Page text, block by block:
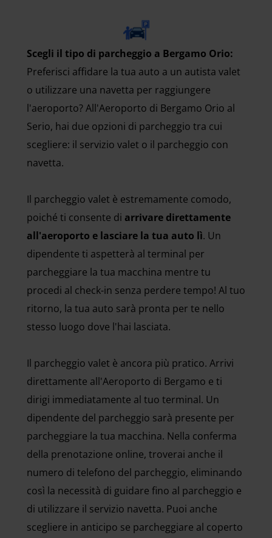
Scegli il tipo di parcheggio a Bergamo Orio:
Preferisci affidare la tua auto a un autista valet
o utilizzare una navetta per raggiungere
l'aeroporto? All'Aeroporto di Bergamo Orio al
Serio, hai due opzioni di parcheggio tra cui
scegliere: il servizio valet o il parcheggio con
navetta.
Il parcheggio valet è estremamente comodo,
poiché ti consente di arrivare direttamente
all'aeroporto e lasciare la tua auto lì. Un
dipendente ti aspetterà al terminal per
parcheggiare la tua macchina mentre tu
procedi al check-in senza perdere tempo! Al tuo
ritorno, la tua auto sarà pronta per te nello
stesso luogo dove l'hai lasciata.
Il parcheggio valet è ancora più pratico. Arrivi
direttamente all'Aeroporto di Bergamo e ti
dirigi immediatamente al tuo terminal. Un
dipendente del parcheggio sarà presente per
parcheggiare la tua macchina. Nella conferma
della prenotazione online, troverai anche il
numero di telefono del parcheggio, eliminando
così la necessità di guidare fino al parcheggio e
di utilizzare il servizio navetta. Puoi anche
scegliere in anticipo se parcheggiare al coperto